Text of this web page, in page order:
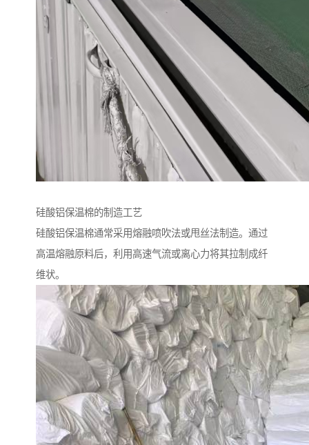
硅酸铝保温棉的制造工艺
硅酸铝保温棉通常采用熔融喷吹法或甩丝法制造。通过
高温熔融原料后，利用高速气流或离心力将其拉制成纤
维状。